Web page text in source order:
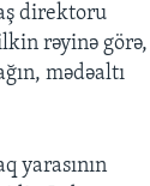
direktoru
rəyinə görə,
mədəaltı
yarasının